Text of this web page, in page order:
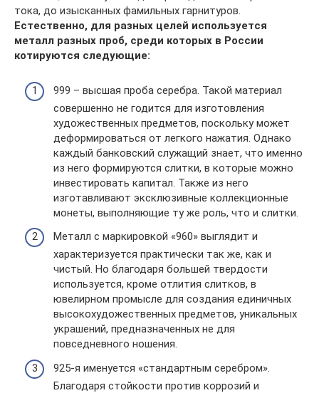
тока, до изысканных фамильных гарнитуров.
Естественно, для разных целей используется
металл разных проб, среди которых в России
котируются следующие:
999 – высшая проба серебра. Такой материал
совершенно не годится для изготовления
художественных предметов, поскольку может
деформироваться от легкого нажатия. Однако
каждый банковский служащий знает, что именно
из него формируются слитки, в которые можно
инвестировать капитал. Также из него
изготавливают эксклюзивные коллекционные
монеты, выполняющие ту же роль, что и слитки.
Металл с маркировкой «960» выглядит и
характеризуется практически так же, как и
чистый. Но благодаря большей твердости
используется, кроме отлития слитков, в
ювелирном промысле для создания единичных
высокохудожественных предметов, уникальных
украшений, предназначенных не для
повседневного ношения.
925-я именуется «стандартным серебром».
Благодаря стойкости против коррозий и